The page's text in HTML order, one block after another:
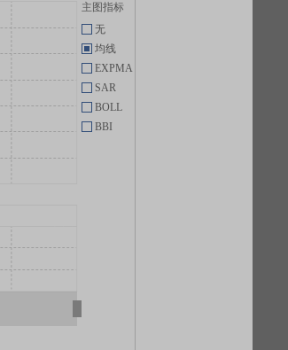
主图指标
无
均线
EXPMA
SAR
BOLL
BBI